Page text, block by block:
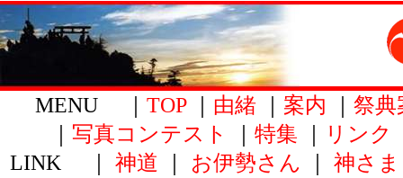
MENU ｜ TOP｜ 由緒 案内
祭典
写真コンテスト 特集 リンク
LINK ｜ 神道 お伊勢さん 神さま